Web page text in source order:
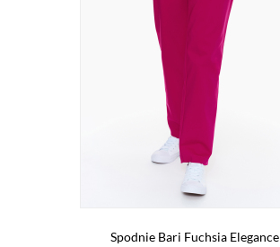
Spodnie Bari Fuchsia Elegance